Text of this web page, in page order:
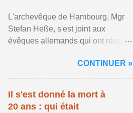
L'archevêque de Hambourg, Mgr
Stefan Heße, s'est joint aux
évêques allemands qui ont réagi
perpétré le ... Afficher l'article ...
CONTINUER »
Il s'est donné la mort à
20 ans : qui était